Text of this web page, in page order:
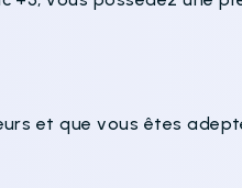
et que vous êtes